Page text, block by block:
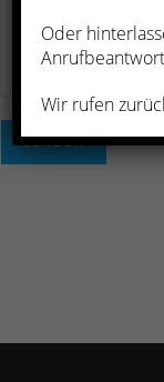
Oder
Wir rufen